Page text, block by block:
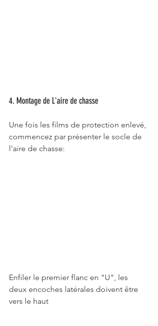
4. Montage de L'aire de chasse
Une fois les films de protection enlevé,
commencez par présenter le socle de
l'aire de chasse:
Enfiler le premier flanc en "U", les
deux encoches latérales doivent être
vers le haut